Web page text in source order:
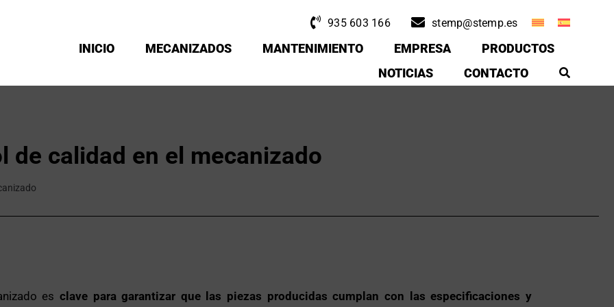
935 603 166 stemp@stemp.es
INICIO MECANIZADOS MANTENIMIENTO EMPRESA
PRODUCTOS
NOTICIAS
CONTACTO
de calidad en el mecanizado
es clave para garantizar que las piezas producidas cumplan con las especificaciones y